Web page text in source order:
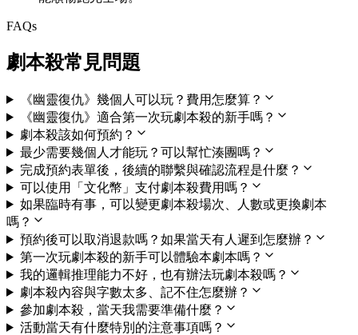
FAQs
劇本殺常見問題
《幽靈復仇》幾個人可以玩？費用怎麼算？
《幽靈復仇》適合第一次玩劇本殺的新手嗎？
劇本殺該如何預約？
最少需要幾個人才能玩？可以幫忙湊團嗎？
完成預約表單後，後續的聯繫與確認流程是什麼？
可以使用「文化幣」支付劇本殺費用嗎？
如果臨時有事，可以變更劇本殺場次、人數或更換劇本
嗎？
預約後可以取消退款嗎？如果當天有人遲到怎麼辦？
第一次玩劇本殺的新手可以體驗本劇本嗎？
我的邏輯推理能力不好，也有辦法玩劇本殺嗎？
劇本殺內容與字數太多、記不住怎麼辦？
參加劇本殺，當天我需要準備什麼？
活動當天有什麼特別的注意事項嗎？